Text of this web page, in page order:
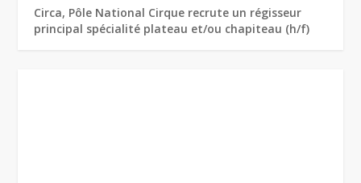
Circa, Pôle National Cirque recrute un régisseur
principal spécialité plateau et/ou chapiteau (h/f)